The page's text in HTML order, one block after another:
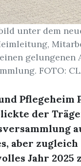
unter dem
gelungenen
FOTO:
Pflegeheim
der
aber zugleich
Jahr 2025